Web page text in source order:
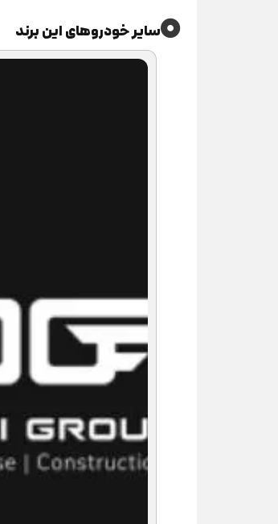
سایر خودروهای این برند